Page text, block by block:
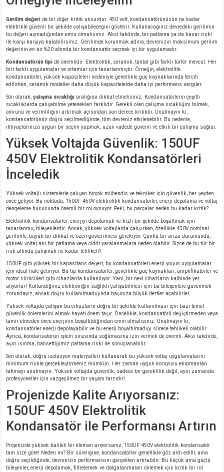
MARKA)
Gerilim değeri de bir diğer kritik unsurdur. 450 volt, kondansatörünüzün ne kadar
elektrikle güvenli bir şekilde çalışabileceğini gösterir. Kullanacağınız devredeki gerilimin
bu değeri aşmadığından emin olmalısınız. Aksi takdirde, bir patlama ya da hasar riski
ile karşı karşıya kalabilirsiniz. Gerilimde korunmak adına, devrenizin maksimum gerilim
değerinin en az %20 altında bir kondansatör seçmek iyi bir uygulamadır.
Kondansatörün tipi de önemlidir. Elektrolitik, seramik, tantal gibi farklı türler mevcut. Her
biri farklı uygulamalar ve ortamlar için tasarlanmıştır. Örneğin, elektrolitik
kondansatörler, yüksek kapasiteleri nedeniyle genellikle güç kaynaklarında tercih
edilirken, seramik modeller daha düşük kapasitelerde daha iyi performans sergiler.
Son olarak, çalışma sıcaklığı aralığına dikkat etmelisiniz. Kondansatörlerin çeşitli
sıcaklıklarda çalışabilme yetenekleri farklıdır. Gerekli olan çalışma sıcaklığını bilmek,
ömrünü ve verimliliğini artırmak açısından son derece kritiktir. Unutmayın ki,
kondansatörünüz doğru seçilmediğinde, tüm devreniz etkilenebilir. Bu nedenle,
ihtiyaçlarınıza uygun bir seçim yapmak, uzun vadede güvenli ve etkili bir çalışma sağlar.
Yüksek Voltajda Güvenlik: 150UF
450V Elektrolitik Kondansatörleri
İnceledik
Yüksek voltajlı sistemlerle çalışan birçok mühendis ve tekniker için güvenlik, her şeyden
önce geliyor. Bu noktada, 150UF 450V elektrolitik kondansatörler, enerji depolama ve voltaj
dengeleme hususunda önemli bir rol oynuyor. Peki, bu parçalar neden bu kadar kritik?
Elektrolitik kondansatörler, enerjiyi depolamak ve hızlı bir şekilde boşaltmak için
tasarlanmış bileşenlerdir. Ancak, yüksek voltajlarda çalışırken, özellikle 450V nominal
gerilimle, büyük bir dikkat ve özen gösterilmesi gerekiyor. Çünkü bir arıza durumunda,
yüksek voltaj ani bir patlama veya ciddi yaralanmalara neden olabilir. Sizce de bu tür bir
risk altında çalışmak ne kadar tehlikeli?
150UF gibi yüksek bir kapasitans değeri, bu kondansatörleri enerji yoğun uygulamalar
için ideal hale getiriyor. Bu tip kondansatörler, genellikle güç kaynakları, amplifikatörler ve
motor sürücüleri gibi cihazlarda kullanılıyor. Yani, bir nevi cihazların kalbinde yer
alıyorlar! Kullandığınız elektroniğin sağlıklı çalışabilmesi için bu bileşenlere güvenmek
zorundayız, ancak doğru kullanılmadığında başınıza büyük dertler açabilirler.
Yüksek voltajda çalışan bu cihazların doğru bir şekilde kullanılması için bazı temel
güvenlik önlemlerini almak hayati önem taşır. Öncelikle, kondansatörü değiştirmeden veya
tamir etmeden önce enerjinin boşaltıldığından emin olmalısınız. Unutmayın ki,
kondansatörler enerji depolayabilir ve bu enerji boşaltılmadığı sürece tehlikeli olabilir.
Ayrıca, kondansatörün işlem sırasında soğumasına izin vermek de önemli. Aksi takdirde,
aşırı ısınma, bahsettiğimiz patlama riski ile sonuçlanabilir.
Son olarak, doğru izolasyon materyalleri kullanarak bu yüksek voltaj uygulamalarını
minimum riskle gerçekleştirmeniz mümkün. Her zaman uygun koruyucu ekipmanları
takmayı unutmayın. Yüksek voltajda güvenlik, sadece bir gereklilik değil, aynı zamanda
profesyoneller için vazgeçilmez bir yaşam tarzıdır!
Projenizde Kalite Arıyorsanız:
150UF 450V Elektrolitik
Kondansatör ile Performansı Artırın
Projenizde yüksek kaliteli bir eleman arıyorsanız, 150UF 450V elektrolitik kondansatör
tam size göre! Neden mi? Bir süreliğine, kondansatörler genellikle göz ardı edilir, ama
doğru seçildiğinde, devrenizin performansını gerçekten artırabilir. Bu küçük ama güçlü
bileşenler, enerji depolamak, filtrelemek ve dalgalanmaları önlemek için kritik bir rol